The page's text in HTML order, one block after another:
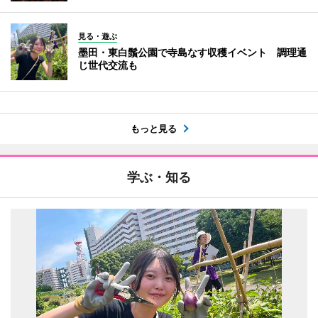
見る・遊ぶ
墨田・東白鬚公園で寺島なす収穫イベント 調理通
じ世代交流も
もっと見る
学ぶ・知る